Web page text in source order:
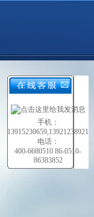
手机：
13915230659,13921238921
电话：
400-6680510 86-0510-
86383852